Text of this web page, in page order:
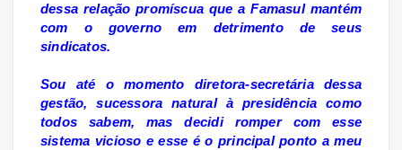
dessa relação promíscua que a Famasul mantém
com o governo em detrimento de seus
sindicatos.
Sou até o momento diretora-secretária dessa
gestão, sucessora natural à presidência como
todos sabem, mas decidi romper com esse
sistema vicioso e esse é o principal ponto a meu